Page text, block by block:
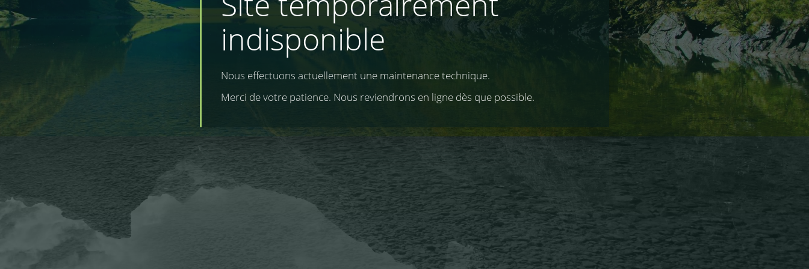
indisponible
Nous effectuons actuellement une maintenance technique.
Merci de votre patience. Nous reviendrons en ligne dès que possible.